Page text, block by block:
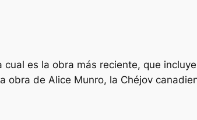
cual es la obra más reciente, que
de Alice Munro, la Chéjov